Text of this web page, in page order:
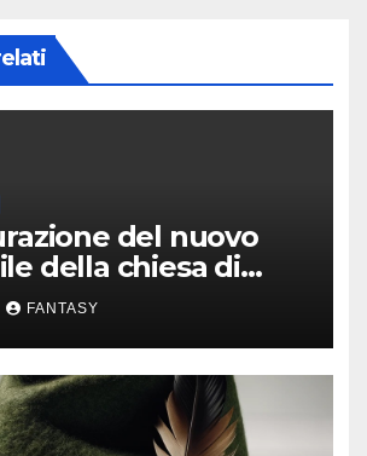
del nuovo
della chiesa di
Assunta di
FANTASY